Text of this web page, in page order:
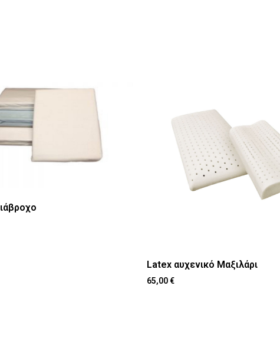
Latex αυχενικό Μαξιλάρι
65,00€